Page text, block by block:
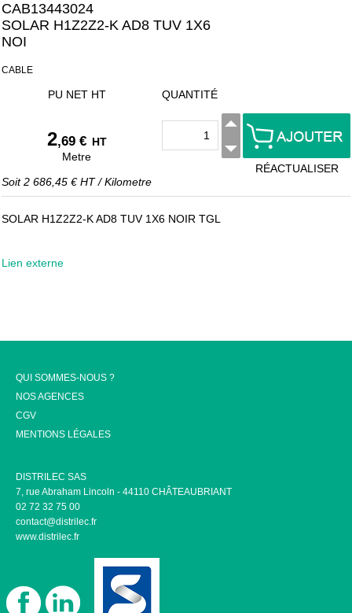
CAB13443024
SOLAR H1Z2Z2-K AD8 TUV 1X6
NOI
CABLE
PU NET HT
2,69 € HT
Metre
Soit2 686,45 € HT/Kilometre
QUANTITÉ
RÉACTUALISER
SOLAR H1Z2Z2-K AD8 TUV 1X6 NOIR TGL
Lien externe
QUI SOMMES-NOUS ?
NOS AGENCES
CGV
MENTIONS LÉGALES
DISTRILEC SAS
7, rue Abraham Lincoln - 44110 CHÂTEAUBRIANT
02 72 32 75 00
contact@distrilec.fr
www.distrilec.fr